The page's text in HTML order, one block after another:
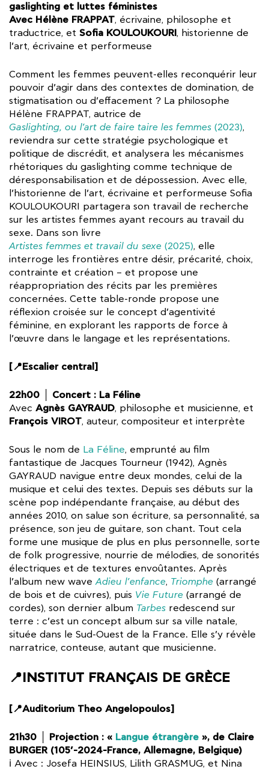
gaslighting et luttes féministes
Avec Hélène FRAPPAT, écrivaine, philosophe et
traductrice, et Sofia KOULOUKOURI, historienne de
l’art, écrivaine et performeuse
Comment les femmes peuvent-elles reconquérir leur
pouvoir d’agir dans des contextes de domination, de
stigmatisation ou d’effacement ? La philosophe
Hélène FRAPPAT, autrice de
Gaslighting, ou l’art de faire taire les femmes (2023),
reviendra sur cette stratégie psychologique et
politique de discrédit, et analysera les mécanismes
rhétoriques du gaslighting comme technique de
déresponsabilisation et de dépossession. Avec elle,
l’historienne de l’art, écrivaine et performeuse Sofia
KOULOUKOURI partagera son travail de recherche
sur les artistes femmes ayant recours au travail du
sexe. Dans son livre
Artistes femmes et travail du sexe (2025), elle
interroge les frontières entre désir, précarité, choix,
contrainte et création – et propose une
réappropriation des récits par les premières
concernées. Cette table-ronde propose une
réflexion croisée sur le concept d’agentivité
féminine, en explorant les rapports de force à
l’œuvre dans le langage et les représentations.
[📍Escalier central]
22h00 │ Concert : La Féline
Avec Agnès GAYRAUD, philosophe et musicienne, et
François VIROT, auteur, compositeur et interprète
Sous le nom de La Féline, emprunté au film
fantastique de Jacques Tourneur (1942), Agnès
GAYRAUD navigue entre deux mondes, celui de la
musique et celui des textes. Depuis ses débuts sur la
scène pop indépendante française, au début des
années 2010, on salue son écriture, sa personnalité, sa
présence, son jeu de guitare, son chant. Tout cela
forme une musique de plus en plus personnelle, sorte
de folk progressive, nourrie de mélodies, de sonorités
électriques et de textures envoûtantes. Après
l’album new waveAdieu l’enfance, Triomphe (arrangé
de bois et de cuivres), puis Vie Future (arrangé de
cordes), son dernier album Tarbes redescend sur
terre : c’est un concept album sur sa ville natale,
située dans le Sud-Ouest de la France. Elle s’y révèle
narratrice, conteuse, autant que musicienne.
📍INSTITUT FRANÇAIS DE GRÈCE
[📍Auditorium Theo Angelopoulos]
21h30 │ Projection : « Langue étrangère », de Claire
BURGER (105’-2024-France, Allemagne, Belgique)
ℹ️ Avec : Josefa HEINSIUS, Lilith GRASMUG, et Nina